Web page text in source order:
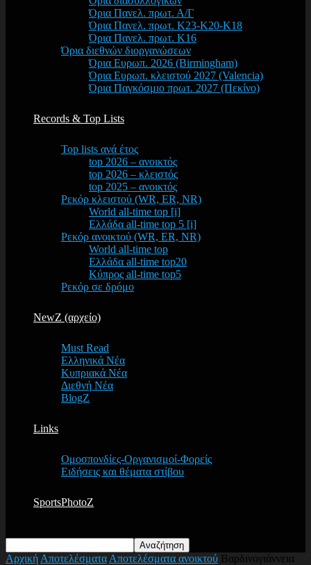
Όρια Πανελ. πρωτ. Α/Γ
Όρια Πανελ. πρωτ. Κ23-Κ20-Κ18
Όρια Πανελ. πρωτ. Κ16
Όρια διεθνών διοργανώσεων
Όρια Ευρωπ. 2026 (Birmingham)
Όρια Ευρωπ. κλειστού 2027 (Valencia)
Όρια Παγκόσμιο πρωτ. 2027 (Πεκίνο)
Records & Top Lists
Top lists ανά έτος
top 2026 – ανοικτός
top 2026 – κλειστός
top 2025 – ανοικτός
Ρεκόρ κλειστού (WR, ER, NR)
World all-time top [i]
Ελλάδα all-time top 5 [i]
Ρεκόρ ανοικτού (WR, ER, NR)
World all-time top
Ελλάδα all-time top20
Κύπρος all-time top5
Ρεκόρ σε δρόμο
NewZ (αρχείο)
Must Read
Ελληνικά Νέα
Κυπριακά Νέα
Διεθνή Νέα
BlogZ
Links
Ομοσπονδίες-Οργανισμοί-Φορείς
Ειδήσεις και θέματα στίβου
SportsPhotoZ
Αρχική Αποτελέσματα Αποτελέσματα ανοικτού Βαρδινογιάννεια